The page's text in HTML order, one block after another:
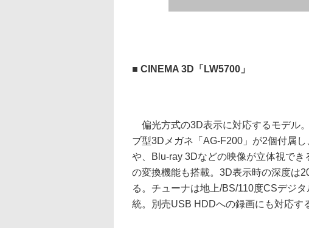
■ CINEMA 3D「LW5700」
偏光方式の3D表示に対応するモデル
ブ型3Dメガネ「AG-F200」が2個付属し
や、Blu-ray 3Dなどの映像が立体視でき
の変換機能も搭載。3D表示時の深度は
る。チューナは地上/BS/110度CSデジ
統。別売USB HDDへの録画にも対応す